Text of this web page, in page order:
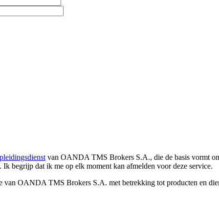
van OANDA TMS Brokers S.A., die de basis vormt
Ik begrijp dat ik me op elk moment kan afmelden voor deze service.
OANDA TMS Brokers S.A. met betrekking tot producten en